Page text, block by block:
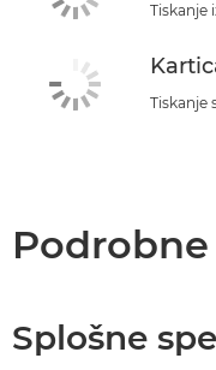
Tiskanje
Tiskanje
Splošne